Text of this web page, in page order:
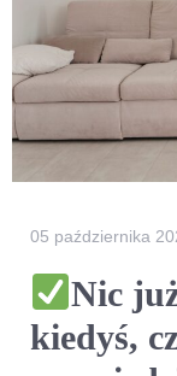
05 października
Nic
kiedyś,